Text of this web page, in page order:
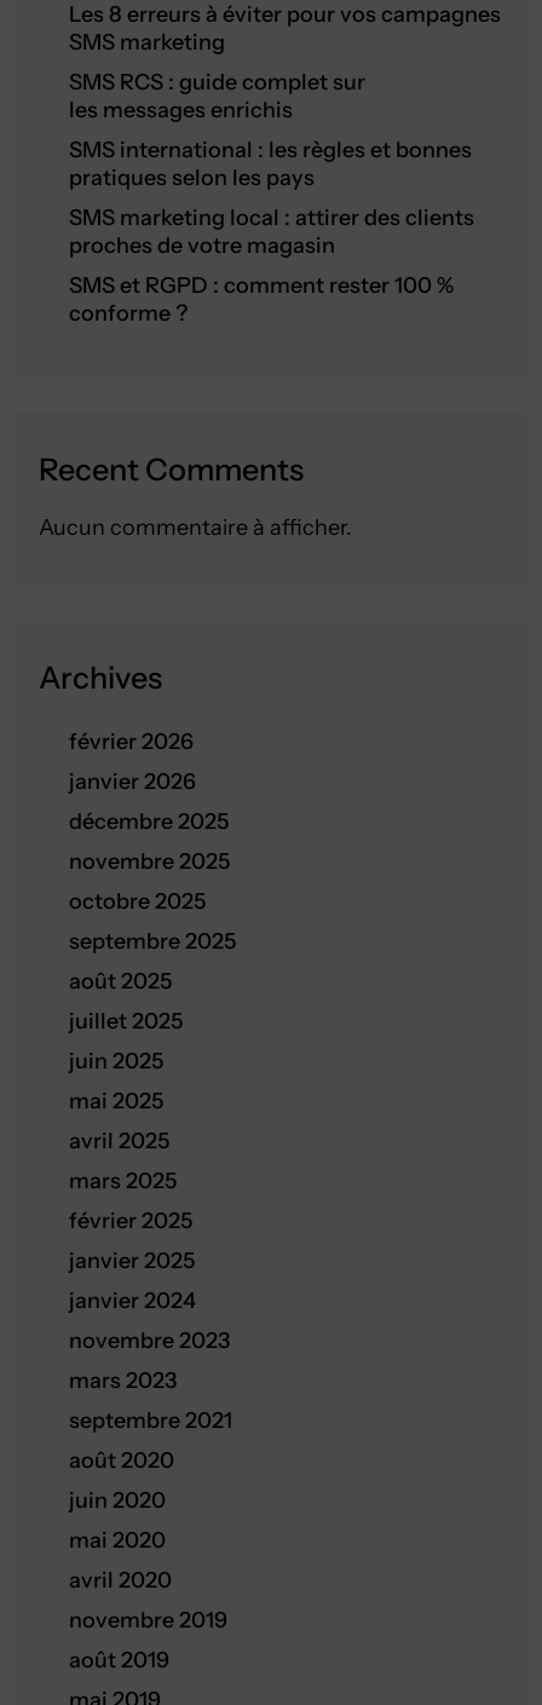
Les 8 erreurs à éviter pour vos campagnes
SMS marketing
SMS RCS : guide complet sur
les messages enrichis
SMS international : les règles et bonnes
pratiques selon les pays
SMS marketing local : attirer des clients
proches de votre magasin
SMS et RGPD : comment rester 100 %
conforme ?
Recent Comments
Aucun commentaire à afficher.
Archives
février 2026
janvier 2026
décembre 2025
novembre 2025
octobre 2025
septembre 2025
août 2025
juillet 2025
juin 2025
mai 2025
avril 2025
mars 2025
février 2025
janvier 2025
janvier 2024
novembre 2023
mars 2023
septembre 2021
août 2020
juin 2020
mai 2020
avril 2020
novembre 2019
août 2019